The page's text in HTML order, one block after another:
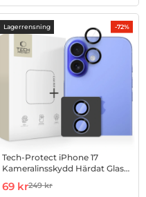
Lagerrensning -72%
Tech-Protect iPhone 17
Kameralinsskydd Härdat Glas
Art. nr 1002996761
rea pris
69 krtidigare pris
249 kr